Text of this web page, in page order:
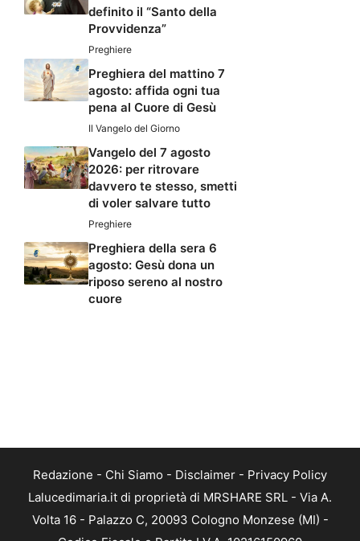
definito il “Santo della
Provvidenza”
Preghiere
Preghiera del mattino 7
agosto: affida ogni tua
pena al Cuore di Gesù
Il Vangelo del Giorno
Vangelo del 7 agosto
2026: per ritrovare
davvero te stesso, smetti
di voler salvare tutto
Preghiere
Preghiera della sera 6
agosto: Gesù dona un
riposo sereno al nostro
cuore
Redazione - Chi Siamo - Disclaimer - Privacy Policy
Lalucedimaria.it di proprietà di MRSHARE SRL - Via A.
Volta 16 - Palazzo C, 20093 Cologno Monzese (MI) -